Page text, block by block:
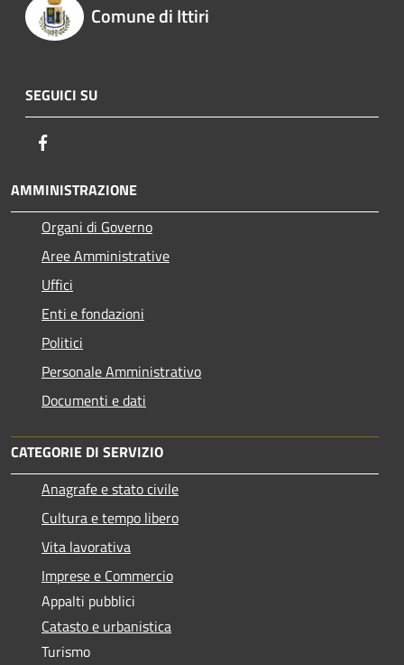
Comune di Ittiri
SEGUICI SU
AMMINISTRAZIONE
Organi di Governo
Aree Amministrative
Uffici
Enti e fondazioni
Politici
Personale Amministrativo
Documenti e dati
CATEGORIE DI SERVIZIO
Anagrafe e stato civile
Cultura e tempo libero
Vita lavorativa
Imprese e Commercio
Appalti pubblici
Catasto e urbanistica
Turismo